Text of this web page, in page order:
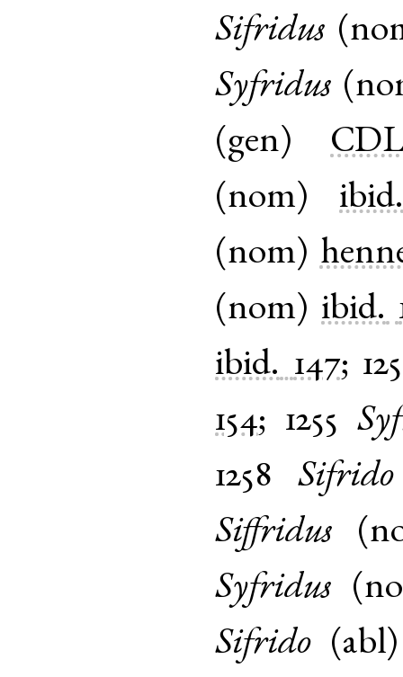
Sifridus (
Syfridus (
(gen)
(nom)
(nom)
(nom) ibid.
ibid. 147;
154; 1255
1258
Sifrido
Siffridus (
Syfridus (
Sifrido (abl